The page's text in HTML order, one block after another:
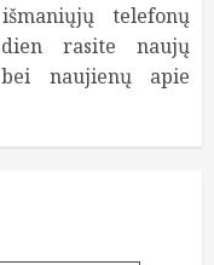
telefonų
rasite naujų
naujienų apie